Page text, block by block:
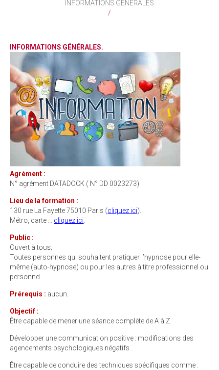
INFORMATIONS GÉNÉRALES
/
INFORMATIONS GÉNÉRALES.
Agrément :
N° agrément DATADOCK ( N° DD 0023273)
Lieu de la formation :
130 rue La Fayette 75010 Paris (cliquez ici).
Métro, carte … cliquez ici.
Pub lic :
Ouvert à tous;
Toutes personnes qui souhaitent pratiquer l’hypnose pour elle-
même (auto-hypnose) ou pour les autres à titre professionnel ou
personnel.
Prérequis : aucun.
Objectif :
Être capable de mener une séance complète de A à Z.
Développer une communication positive : modifications des
agencements psychologiques négatifs.
Être capable de conduire des techniques spécifiques comme :